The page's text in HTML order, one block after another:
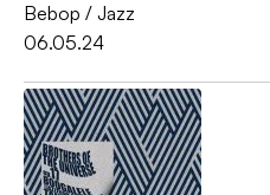
Bebop / Jazz
06.05.24